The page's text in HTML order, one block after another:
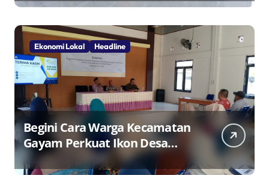
Ekonomi Lokal Headline
Begini Cara Warga Kecamatan
Gayam Perkuat Ikon Desa
Penggerak Ekonomi Lokal